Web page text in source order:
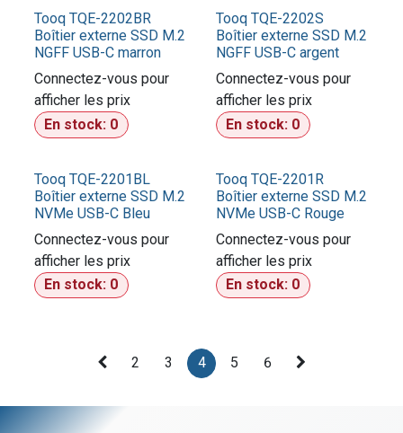
Tooq TQE-2202BR
Boîtier externe SSD M.2
NGFF USB-C marron
Connectez-vous pour
afficher les prix​
En stock: 0
Tooq TQE-2202S
Boîtier externe SSD M.2
NGFF USB-C argent
Connectez-vous pour
afficher les prix​
En stock: 0
Tooq TQE-2201BL
Boîtier externe SSD M.2
NVMe USB-C Bleu
Connectez-vous pour
afficher les prix​
En stock: 0
Tooq TQE-2201R
Boîtier externe SSD M.2
NVMe USB-C Rouge
Connectez-vous pour
afficher les prix​
En stock: 0
2 3 4 5 6